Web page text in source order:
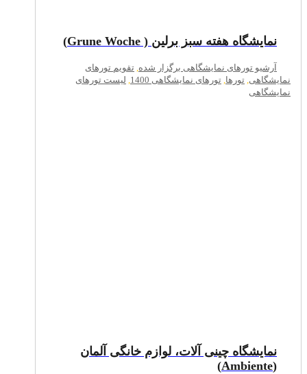
نمایشگاه هفته سبز برلین ( Grune Woche)
آرشیو تورهای نمایشگاهی برگزار شده, تقویم تورهای
نمایشگاهی, تورها, تورهای نمایشگاهی 1400 , لیست تورهای
نمایشگاهی
نمایشگاه چینی آلات، لوازم خانگی آلمان
(Ambiente)